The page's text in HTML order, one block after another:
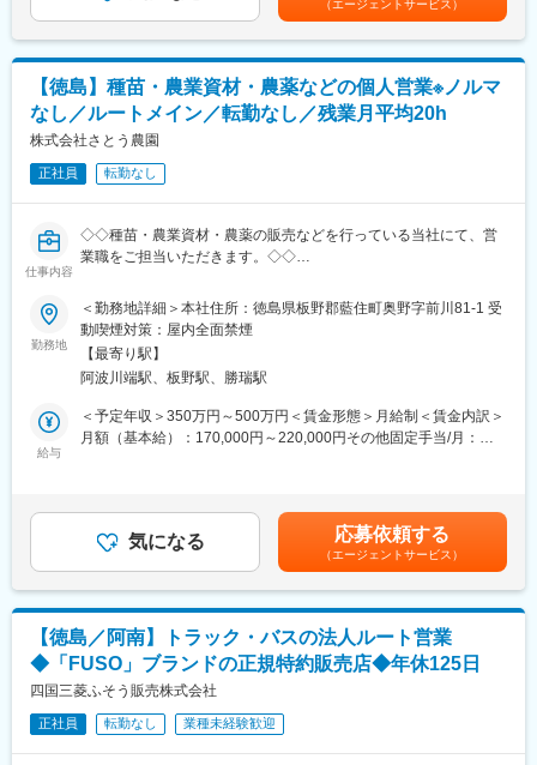
また図面の設計等は製造元メーカーにて行っているため、専門的
な知識は必要ありません。納品後もアフターフォローを行って頂
きますが、故障やメンテナンスなど技術的な部分は専任の整備担
当が別途対応する形となります。
■一日の流れ：
メール整理や資料準備（8時45分～10時）→納入先へのフォロー
訪問2～3件程度（10時～12時）→昼食（12時～13時）→紹介い
ただいたお客様への提案（13時～16時）→翌日の訪問準備（16時
～17時）→就業（18時以降）
※スケジュール管理については、社員一人ひとりの裁量に任せてお
■職務のミッション：
当社の取扱製品は、お客様にとって非常に重要な商売道具です。
お客様に最も適したトラックやバス、漁船などの提案のみなら
ず、特殊なオプションの搭載や、カスタムの提案を行うことで、
供し、更なる信頼関係の構築に繋げることがミッションです。
り、選考を通じて上下する可能性があります。月給(月額)は固定手
当を含めた表記です。
（エージェントサービス）
【徳島】種苗・農業資材・農薬などの個人営業※ノルマ
なし／ルートメイン／転勤なし／残業月平均20h
株式会社さとう農園
正社員 転勤なし
仕事内容
◇◇種苗・農業資材・農薬の販売などを行っている当社にて、営
業職をご担当いただきます。◇◇
新規は既存顧客からの紹介がほとんどですので、テレアポや飛び
込み営業、ノルマは一切なし！！！
休みに関しても、数日前に相談があれば比較的にとりやすい環境
が整っています！！！
■県内のお客様が9割以上です。出張は滅多に発生いたしません。
・既存のお客様への商品紹介や技術提案など、関係構築が重要な
お仕事になります。
・また新規のお客様は既存のお客様からの紹介が主となってお
■業務の魅力
「農」を通して「喜び」を感じ、お客様のニーズに応えサポート
をさせていただくことはもちろんのこと、地域社会の発展や食の
安全に貢献することができます。
■入社後の流れ：
勤務地
＜勤務地詳細＞本社住所：徳島県板野郡藍住町奥野字前川81-1 受
動喫煙対策：屋内全面禁煙
【最寄り駅】
阿波川端駅、板野駅、勝瑞駅
給与
＜予定年収＞350万円～500万円＜賃金形態＞月給制＜賃金内訳＞
月額（基本給）：170,000円～220,000円その他固定手当/月：
り）賃金はあくまでも目安の金額であり、選考を通じて上下する
可能性があります。月給(月額)は固定手当を含めた表記です。
気になる 応募依頼する
（エージェントサービス）
【徳島／阿南】トラック・バスの法人ルート営業
◆「FUSO」ブランドの正規特約販売店◆年休125日
四国三菱ふそう販売株式会社
正社員 転勤なし 業種未経験歓迎